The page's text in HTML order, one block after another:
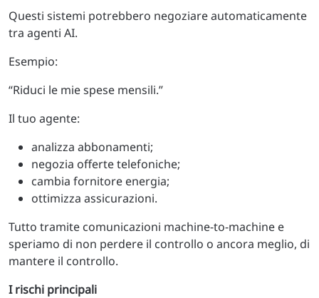
Questi sistemi potrebbero negoziare automaticamente
tra agenti AI.
Esempio:
“Riduci le mie spese mensili.”
Il tuo agente:
analizza abbonamenti;
negozia offerte telefoniche;
cambia fornitore energia;
ottimizza assicurazioni.
Tutto tramite comunicazioni machine-to-machine e
speriamo di non perdere il controllo o ancora meglio, di
mantere il controllo.
I rischi principali